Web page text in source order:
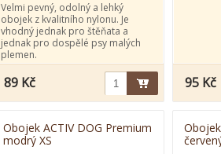
Velmi pevný, odolný a lehký
obojek z kvalitního nylonu. Je
vhodný jednak pro štěňata a
jednak pro dospělé psy malých
plemen.
89 Kč 95 Kč
Obojek ACTIV DOG Premium
modrý XS